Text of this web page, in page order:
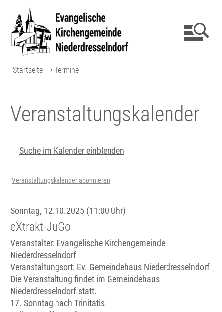
Startseite > Termine
Veranstaltungs­kalender
Suche im Kalender einblenden
Veranstaltungskalender abonnieren
Sonntag, 12.10.2025 (11:00 Uhr)
eXtrakt-JuGo
Veranstalter: Evangelische Kirchengemeinde
Niederdresselndorf
Veranstaltungsort: Ev. Gemeindehaus Niederdresselndorf
Die Veranstaltung findet im Gemeindehaus
Niederdresselndorf statt.
17. Sonntag nach Trinitatis